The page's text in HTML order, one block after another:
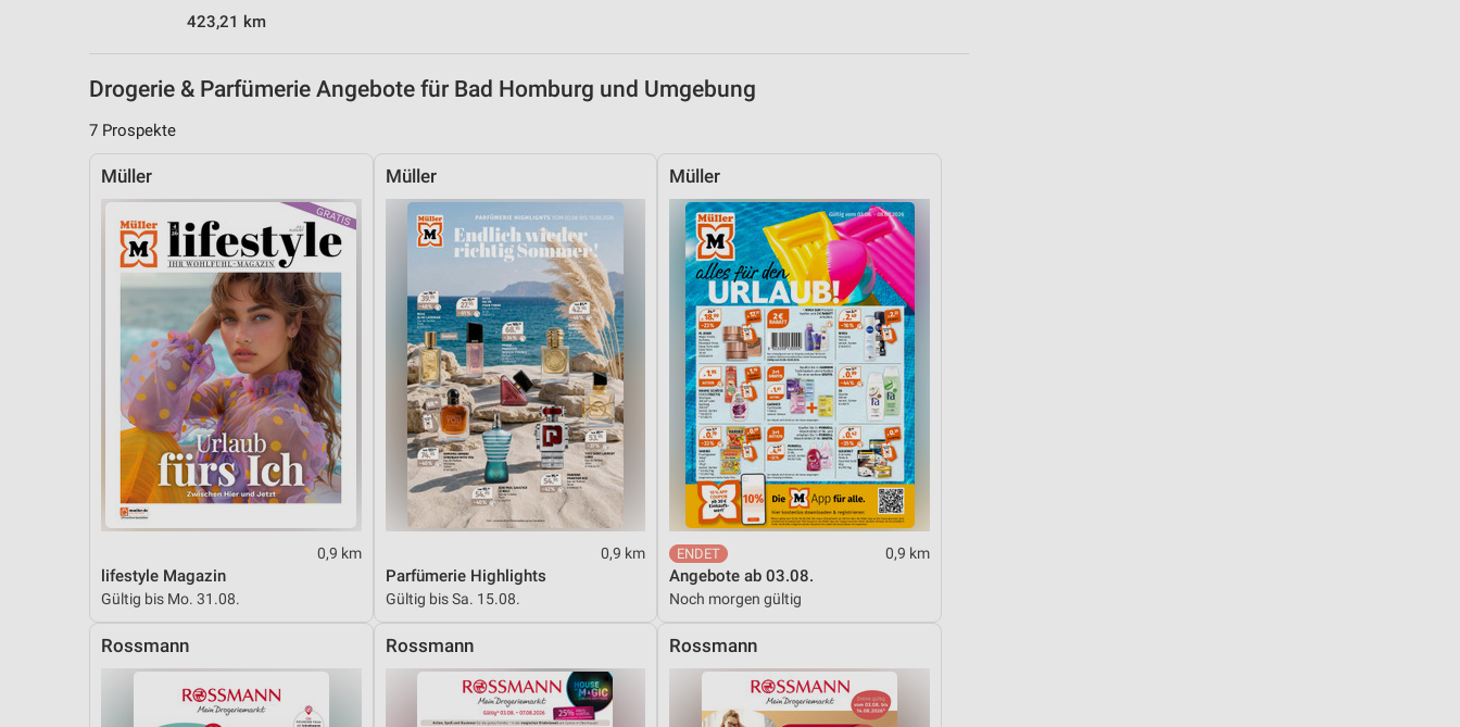
423,21 km
Drogerie & Parfümerie Angebote für Bad Homburg und Umgebung
7 Prospekte
Müller
0,9 km
lifestyle Magazin
Gültig bis Mo. 31.08.
Müller
0,9 km
Parfümerie Highlights
Gültig bis Sa. 15.08.
Müller
0,9 km
Angebote ab 03.08.
Noch morgen gültig
Rossmann Rossmann Rossmann
Geräte anhand von aktiv angeforderten Informationen identifizieren